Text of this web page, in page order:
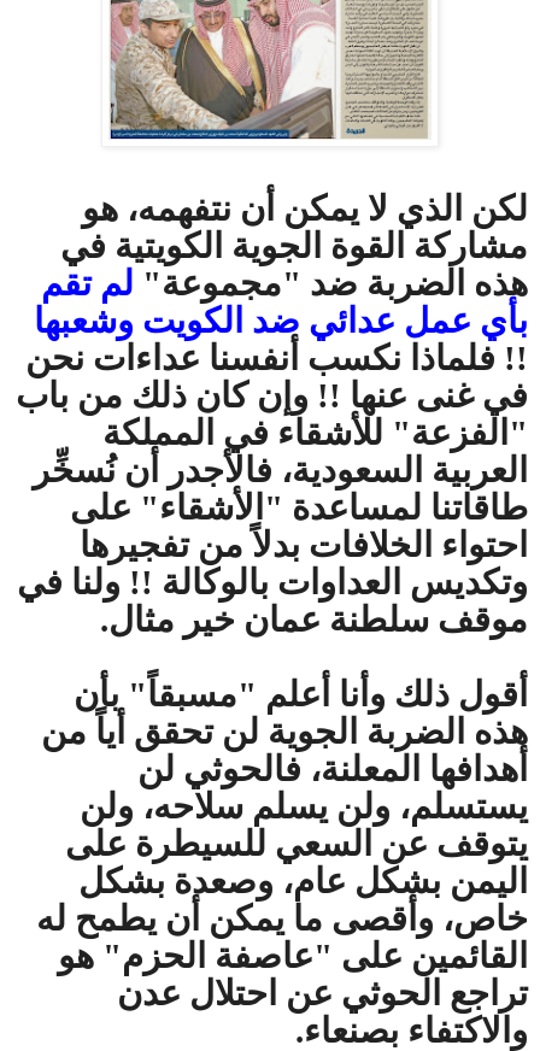
لكن الذي لا يمكن أن نتفهمه، هو
مشاركة القوة الجوية الكويتية في
هذه الضربة ضد "مجموعة" لم تقم
بأي عمل عدائي ضد الكويت وشعبها
!! فلماذا نكسب أنفسنا عداءات نحن
في غنى عنها !! وإن كان ذلك من باب
"الفزعة" للأشقاء في المملكة
العربية السعودية، فالأجدر أن نُسخِّر
طاقاتنا لمساعدة "الأشقاء" على
احتواء الخلافات بدلاً من تفجيرها
وتكديس العداوات بالوكالة !! ولنا في
موقف سلطنة عمان خير مثال.
أقول ذلك وأنا أعلم "مسبقاً" بأن
هذه الضربة الجوية لن تحقق أياً من
أهدافها المعلنة، فالحوثي لن
يستسلم، ولن يسلم سلاحه، ولن
يتوقف عن السعي للسيطرة على
اليمن بشكل عام، وصعدة بشكل
خاص، وأقصى ما يمكن أن يطمح له
القائمين على "عاصفة الحزم" هو
تراجع الحوثي عن احتلال عدن
والاكتفاء بصنعاء.